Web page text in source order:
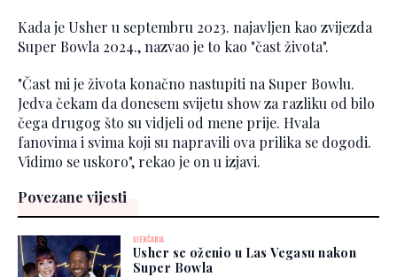
Kada je Usher u septembru 2023. najavljen kao zvijezda
Super Bowla 2024., nazvao je to kao "čast života".
"Čast mi je života konačno nastupiti na Super Bowlu.
Jedva čekam da donesem svijetu show za razliku od bilo
čega drugog što su vidjeli od mene prije. Hvala
fanovima i svima koji su napravili ova prilika se dogodi.
Vidimo se uskoro", rekao je on u izjavi.
Povezane vijesti
VJENČANJA
Usher se oženio u Las Vegasu nakon
Super Bowla